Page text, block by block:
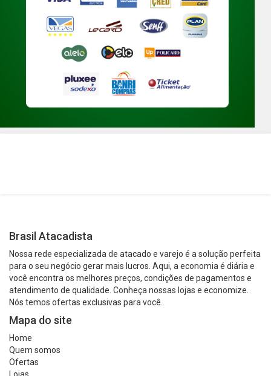
Brasil Atacadista
Nossa rede especializada de atacado e varejo é a solução perfeita
para o seu negócio gerar mais lucros. Aqui, a economia é diária e
você encontra os melhores preços, condições de pagamentos e
atendimento de qualidade. Conheça nossas lojas e economize.
Nós temos ofertas exclusivas para você.
Mapa do site
Home
Quem somos
Ofertas